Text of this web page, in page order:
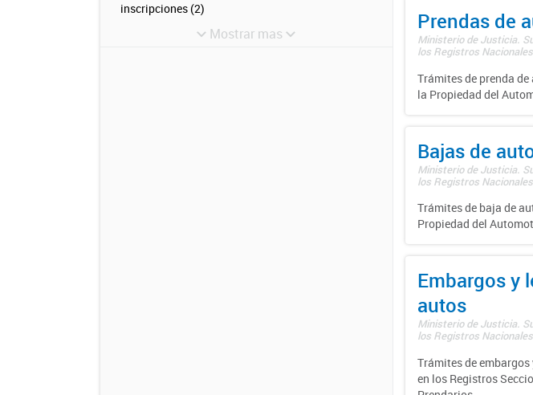
inscripciones (2)
Mostrar mas
Prendas de
Ministerio de Justicia.
los Registros
Trámites de prenda
la Propiedad del
Bajas de
Ministerio de Justicia.
los Registros
Trámites de baja de
Propiedad del
Embargos y
autos
Ministerio de Justicia.
los Registros
Trámites de
en los Registros